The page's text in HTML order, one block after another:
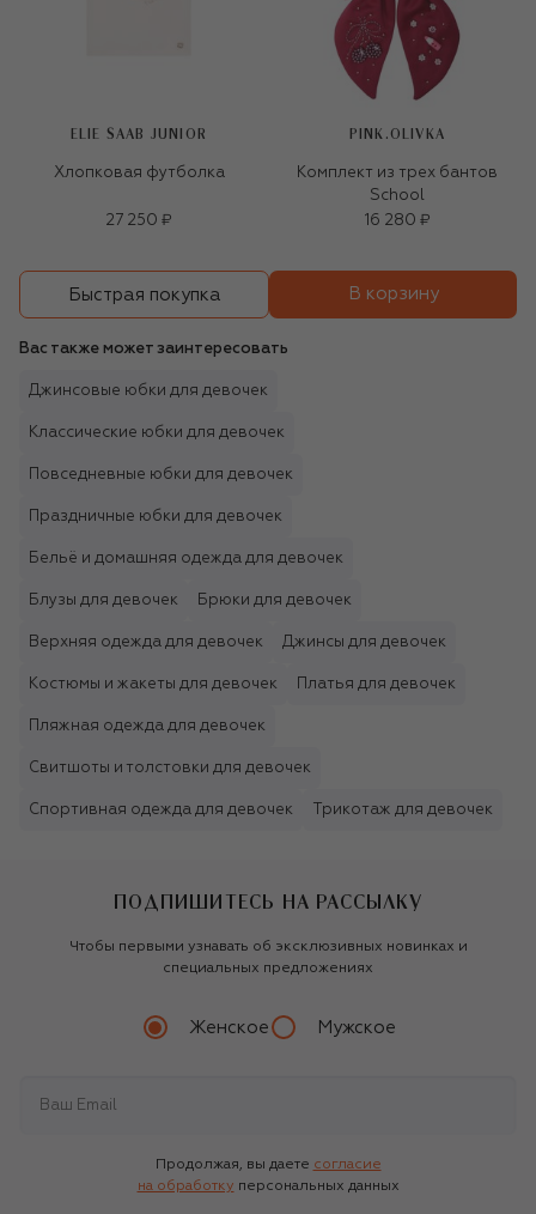
ELIE SAAB JUNIOR
Хлопковая футболка
27 250 ₽
PINK.OLIVKA
Комплект из трех бантов
School
16 280 ₽
Быстрая покупка В корзину
Вас также может заинтересовать
Джинсовые юбки для девочек
Классические юбки для девочек
Повседневные юбки для девочек
Праздничные юбки для девочек
Бельё и домашняя одежда для девочек
Блузы для девочек Брюки для девочек
Верхняя одежда для девочек Джинсы для девочек
Костюмы и жакеты для девочек Платья для девочек
Пляжная одежда для девочек
Свитшоты и толстовки для девочек
Спортивная одежда для девочек Трикотаж для девочек
ПОДПИШИТЕСЬ НА РАССЫЛКУ
Чтобы первыми узнавать об эксклюзивных новинках и
специальных предложениях
Женское Мужское
Продолжая, вы даете согласие
на обработку персональных данных